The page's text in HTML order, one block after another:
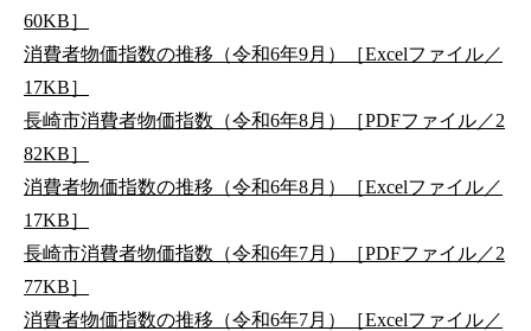
60KB］
消費者物価指数の推移（令和6年9月）［Excelファイル／
17KB］
長崎市消費者物価指数（令和6年8月）［PDFファイル／2
82KB］
消費者物価指数の推移（令和6年8月）［Excelファイル／
17KB］
長崎市消費者物価指数（令和6年7月）［PDFファイル／2
77KB］
消費者物価指数の推移（令和6年7月）［Excelファイル／